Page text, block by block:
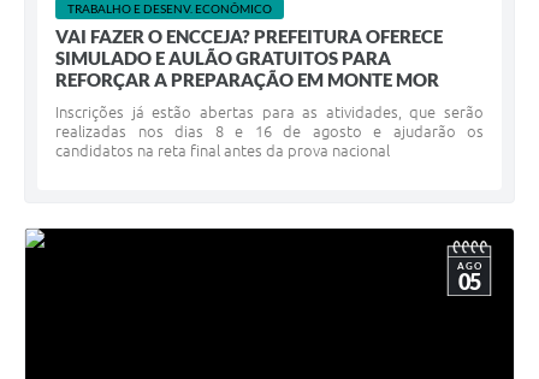
TRABALHO E DESENV. ECONÔMICO
VAI FAZER O ENCCEJA? PREFEITURA OFERECE
SIMULADO E AULÃO GRATUITOS PARA
REFORÇAR A PREPARAÇÃO EM MONTE MOR
Inscrições já estão abertas para as atividades, que serão
realizadas nos dias 8 e 16 de agosto e ajudarão os
candidatos na reta final antes da prova nacional
AGO
05